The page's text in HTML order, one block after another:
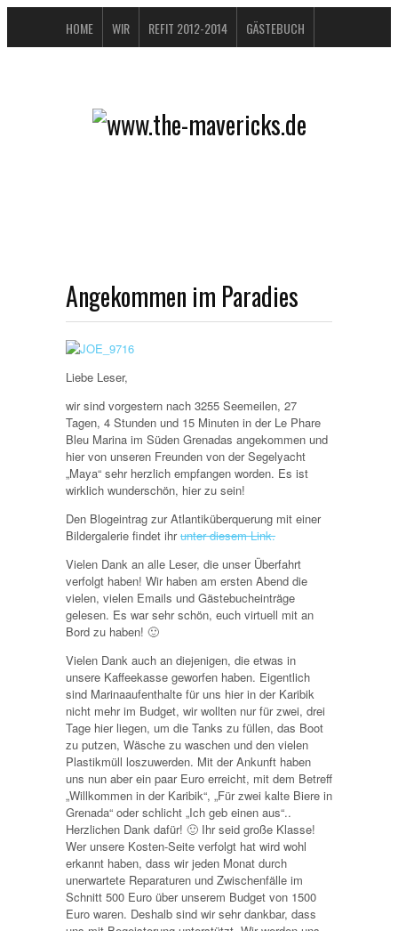
HOME WIR REFIT 2012-2014 GÄSTEBUCH
DATENSCHUTZERKLÄRUNG
Angekommen im Paradies
Liebe Leser,
wir sind vorgestern nach 3255 Seemeilen, 27
Tagen, 4 Stunden und 15 Minuten in der Le Phare
Bleu Marina im Süden Grenadas angekommen und
hier von unseren Freunden von der Segelyacht
„Maya“ sehr herzlich empfangen worden. Es ist
wirklich wunderschön, hier zu sein!
Den Blogeintrag zur Atlantiküberquerung mit einer
Bildergalerie findet ihrunter diesem Link.
Vielen Dank an alle Leser, die unser Überfahrt
verfolgt haben! Wir haben am ersten Abend die
vielen, vielen Emails und Gästebucheinträge
gelesen. Es war sehr schön, euch virtuell mit an
Bord zu haben! 🙂
Vielen Dank auch an diejenigen, die etwas in
unsere Kaffeekasse geworfen haben. Eigentlich
sind Marinaaufenthalte für uns hier in der Karibik
nicht mehr im Budget, wir wollten nur für zwei, drei
Tage hier liegen, um die Tanks zu füllen, das Boot
zu putzen, Wäsche zu waschen und den vielen
Plastikmüll loszuwerden. Mit der Ankunft haben
uns nun aber ein paar Euro erreicht, mit dem Betreff
„Willkommen in der Karibik“, „Für zwei kalte Biere in
Grenada“ oder schlicht „Ich geb einen aus“..
Herzlichen Dank dafür! 🙂 Ihr seid große Klasse!
Wer unsere Kosten-Seite verfolgt hat wird wohl
erkannt haben, dass wir jeden Monat durch
unerwartete Reparaturen und Zwischenfälle im
Schnitt 500 Euro über unserem Budget von 1500
Euro waren. Deshalb sind wir sehr dankbar, dass